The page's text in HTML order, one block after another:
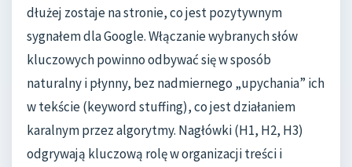
dłużej zostaje na stronie, co jest pozytywnym
sygnałem dla Google. Włączanie wybranych słów
kluczowych powinno odbywać się w sposób
naturalny i płynny, bez nadmiernego „upychania” ich
w tekście (keyword stuffing), co jest działaniem
karalnym przez algorytmy. Nagłówki (H1, H2, H3)
odgrywają kluczową rolę w organizacji treści i